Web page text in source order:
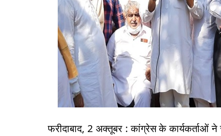
फरीदाबाद, 2 अक्तूबर : कांग्रेस के कार्यकर्ताओं ने